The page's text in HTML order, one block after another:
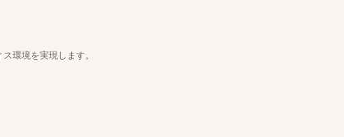
環境を実現します。